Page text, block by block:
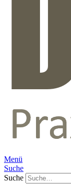
Menü
Suche
Suche